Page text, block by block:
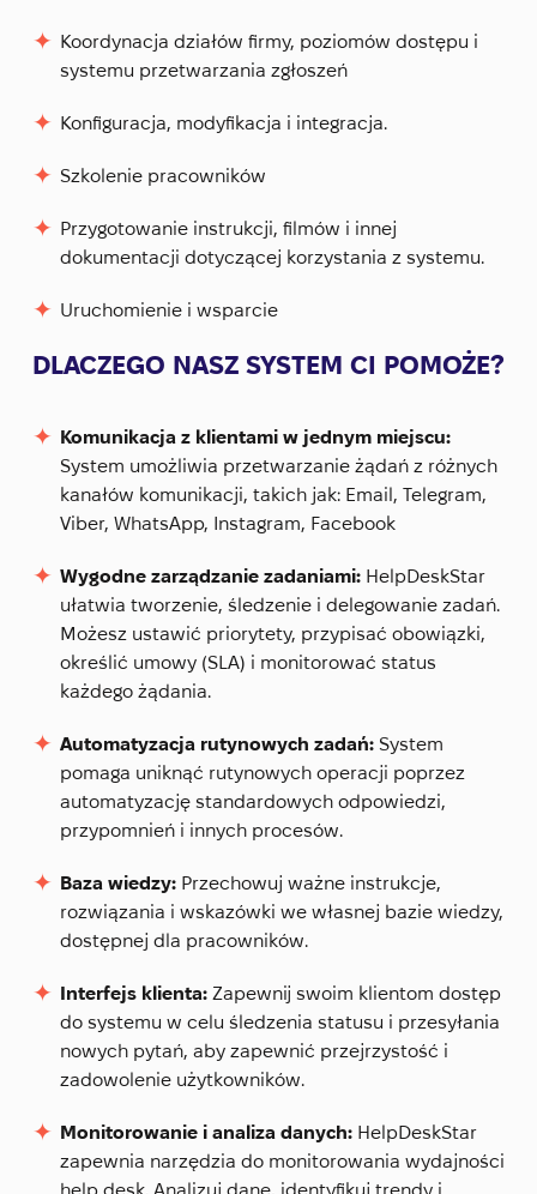
Koordynacja działów firmy, poziomów dostępu i
systemu przetwarzania zgłoszeń
Konfiguracja, modyfikacja i integracja.
Szkolenie pracowników
Przygotowanie instrukcji, filmów i innej
dokumentacji dotyczącej korzystania z systemu.
Uruchomienie i wsparcie
DLACZEGO NASZ SYSTEM CI POMOŻE?
Komunikacja z klientami w jednym miejscu:
System umożliwia przetwarzanie żądań z różnych
kanałów komunikacji, takich jak: Email, Telegram,
Viber, WhatsApp, Instagram, Facebook
Wygodne zarządzanie zadaniami: HelpDeskStar
ułatwia tworzenie, śledzenie i delegowanie zadań.
Możesz ustawić priorytety, przypisać obowiązki,
określić umowy (SLA) i monitorować status
każdego żądania.
Automatyzacja rutynowych zadań: System
pomaga uniknąć rutynowych operacji poprzez
automatyzację standardowych odpowiedzi,
przypomnień i innych procesów.
Baza wiedzy: Przechowuj ważne instrukcje,
rozwiązania i wskazówki we własnej bazie wiedzy,
dostępnej dla pracowników.
Interfejs klienta: Zapewnij swoim klientom dostęp
do systemu w celu śledzenia statusu i przesyłania
nowych pytań, aby zapewnić przejrzystość i
zadowolenie użytkowników.
Monitorowanie i analiza danych: HelpDeskStar
zapewnia narzędzia do monitorowania wydajności
help desk. Analizuj dane, identyfikuj trendy i